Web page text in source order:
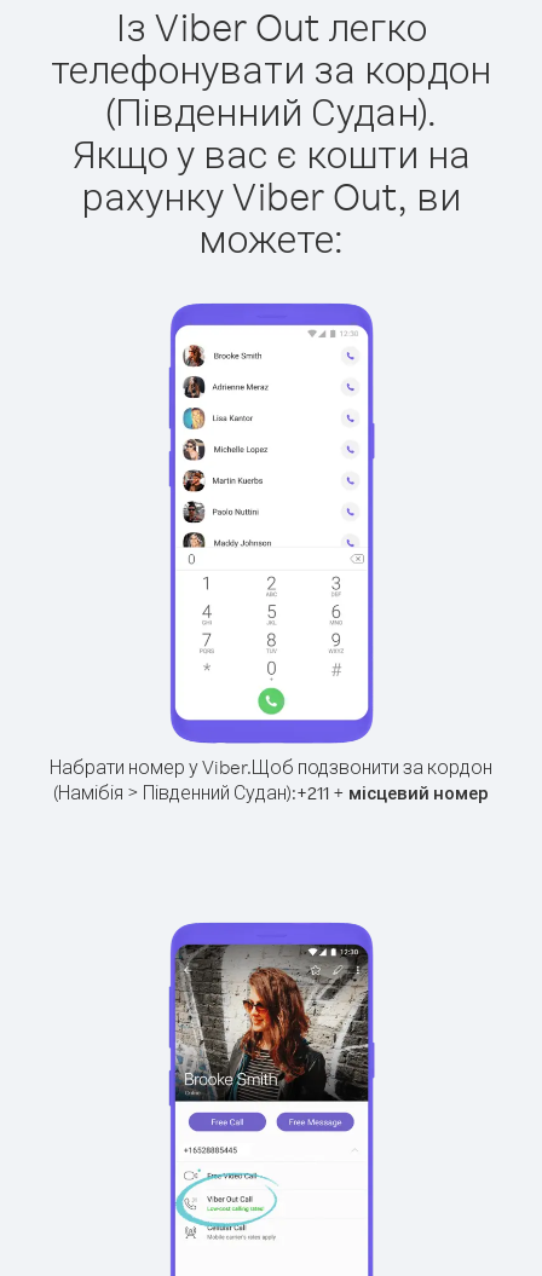
Із Viber Out легко
телефонувати за кордон
(Південний Судан).
Якщо у вас є кошти на
рахунку Viber Out, ви
можете:
Набрати номер у Viber.Щоб подзвонити за кордон
(Намібія > Південний Судан):+211 + місцевий номер